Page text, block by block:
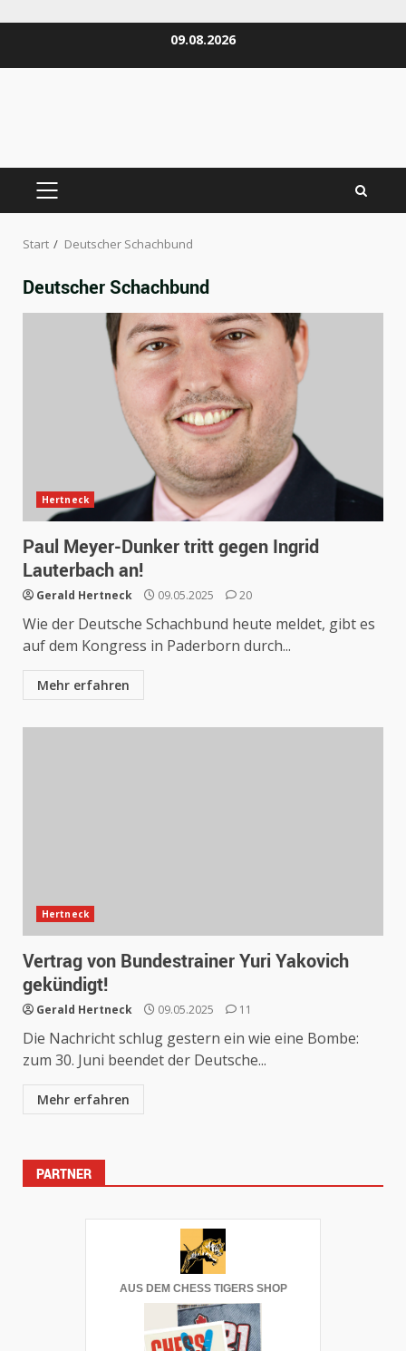
09.08.2026
PRIMÄRES
Start Deutscher Schachbund
Deutscher Schachbund
Hertneck
Paul Meyer-Dunker tritt gegen Ingrid
Lauterbach an!
Gerald Hertneck 09.05.2025 20
Wie der Deutsche Schachbund heute meldet, gibt es
auf dem Kongress in Paderborn durch...
Mehr erfahren
Hertneck
Vertrag von Bundestrainer Yuri Yakovich
gekündigt!
Gerald Hertneck 09.05.2025 11
Die Nachricht schlug gestern ein wie eine Bombe:
zum 30. Juni beendet der Deutsche...
Mehr erfahren
PARTNER
AUS DEM CHESS TIGERS SHOP